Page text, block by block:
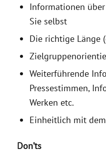
Informationen
Sie selbst
Die richtige Länge
Weiterführende
Pressestimmen,
Werken etc.
Einheitlich mit
Don’ts